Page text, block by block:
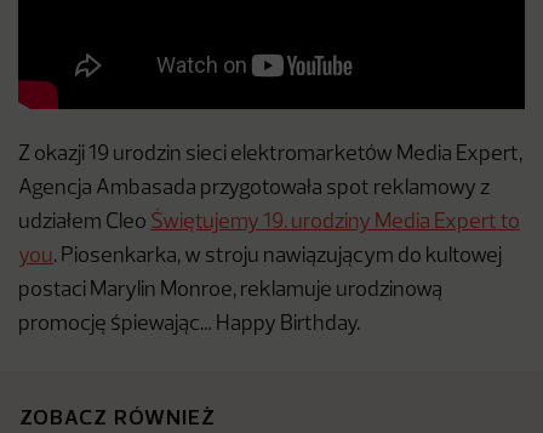
Z okazji 19 urodzin sieci elektromarketów Media Expert,
Agencja Ambasada przygotowała spot reklamowy z
udziałem Cleo Świętujemy 19. urodziny Media Expert to
you. Piosenkarka, w stroju nawiązującym do kultowej
postaci Marylin Monroe, reklamuje urodzinową
promocję śpiewając… Happy Birthday.
ZOBACZ RÓWNIEŻ